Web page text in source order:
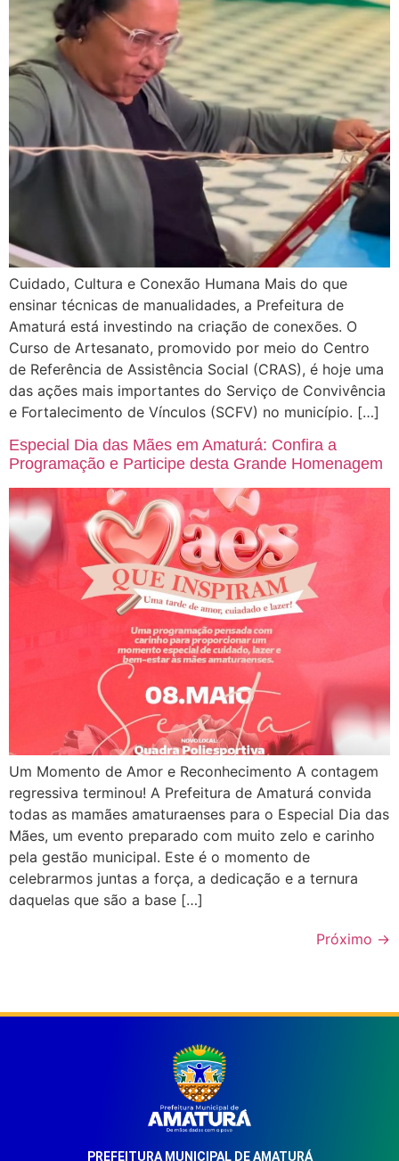
Cuidado, Cultura e Conexão Humana Mais do que
ensinar técnicas de manualidades, a Prefeitura de
Amaturá está investindo na criação de conexões. O
Curso de Artesanato, promovido por meio do Centro
de Referência de Assistência Social (CRAS), é hoje uma
das ações mais importantes do Serviço de Convivência
e Fortalecimento de Vínculos (SCFV) no município. […]
Especial Dia das Mães em Amaturá: Confira a
Programação e Participe desta Grande Homenagem
Um Momento de Amor e Reconhecimento A contagem
regressiva terminou! A Prefeitura de Amaturá convida
todas as mamães amaturaenses para o Especial Dia das
Mães, um evento preparado com muito zelo e carinho
pela gestão municipal. Este é o momento de
celebrarmos juntas a força, a dedicação e a ternura
daquelas que são a base […]
Próximo →
PREFEITURA MUNICIPAL DE AMATURÁ